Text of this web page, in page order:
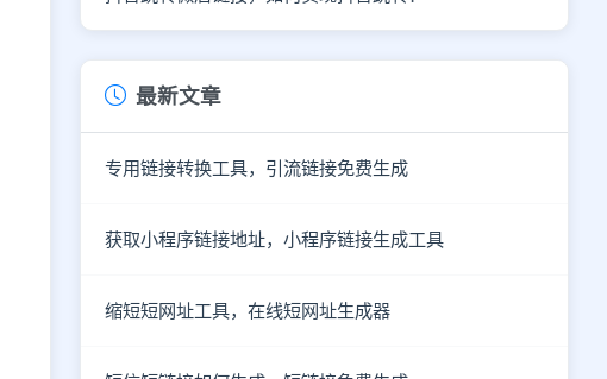
最新文章
专用链接转换工具，引流链接免费生成
获取小程序链接地址，小程序链接生成工具
缩短短网址工具，在线短网址生成器